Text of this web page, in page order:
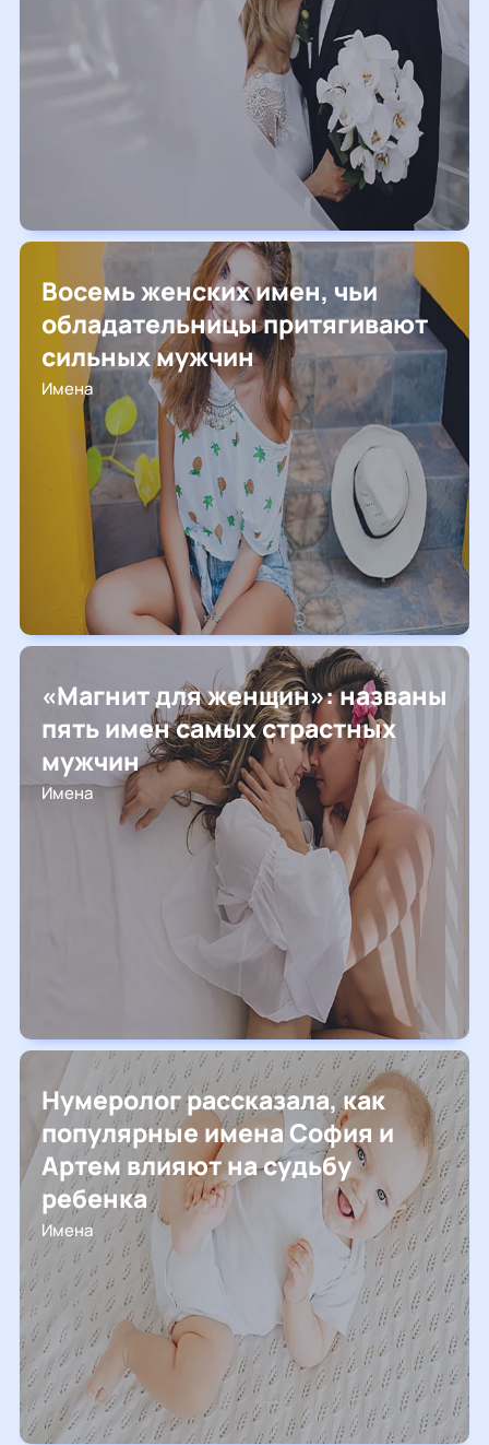
Восемь женских имен, чьи
обладательницы притягивают
сильных мужчин
Имена
«Магнит для женщин»: названы
пять имен самых страстных
мужчин
Имена
Нумеролог рассказала, как
популярные имена София и
Артем влияют на судьбу
ребенка
Имена